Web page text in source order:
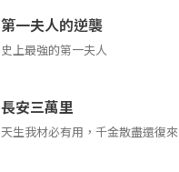
第一夫人的逆襲
史上最強的第一夫人
長安三萬里
天生我材必有用，千金散盡還復來